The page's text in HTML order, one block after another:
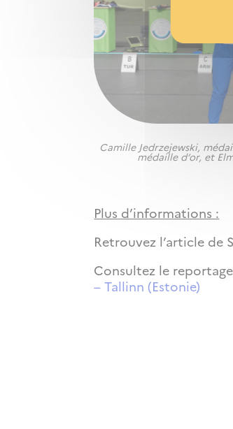
Camille Jedrzejewski,
médaille d’or, et
Plus d’informations :
Retrouvez l’article de
Consultez le
– Tallinn (Estonie)